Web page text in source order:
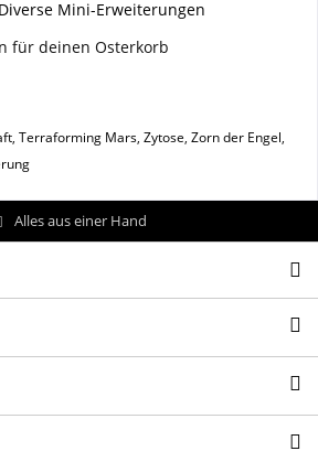
für deinen Osterkorb
, Terraforming Mars, Zytose, Zorn der Engel,
Alles aus einer Hand